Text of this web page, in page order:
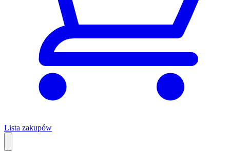
Lista zakupów